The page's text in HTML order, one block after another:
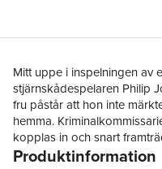
Mitt uppe i inspelningen av
stjärnskådespelaren Philip
fru påstår att hon inte
hemma.
kopplas in och snart
många far illa – och
Produktinformation